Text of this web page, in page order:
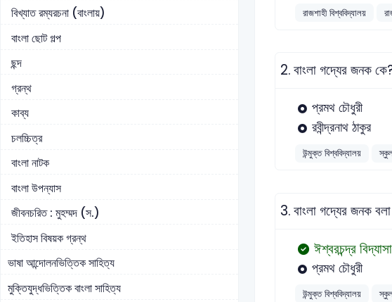
বিখ্যাত রম্যরচনা (বাংলায়)
বাংলা ছোট গল্প
ছন্দ
গ্রন্থ
কাব্য
চলচ্চিত্র
বাংলা নাটক
বাংলা উপন্যাস
জীবনচরিত : মুহম্মদ (স.)
ইতিহাস বিষয়ক গ্রন্থ
ভাষা আন্দোলনভিত্তিক সাহিত্য
মুক্তিযুদ্ধভিত্তিক বাংলা সাহিত্য
রাজশাহী বিশ্ববিদ্যালয়
2.বাংলা গদ্যের জনক
প্রমথ চৌধুরী
রবীন্দ্রনাথ ঠাকুর
উন্মুক্ত বিশ্ববিদ্যালয়
3.বাংলা গদ্যের জনক
ঈশ্বরচন্দ্র
প্রমথ চৌধুরী
উন্মুক্ত বিশ্ববিদ্যালয়